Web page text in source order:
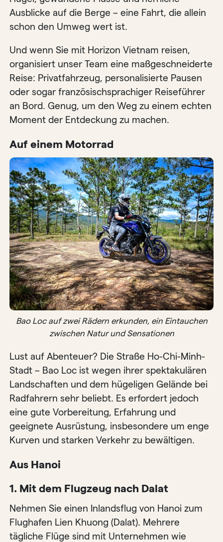
Ausblicke auf die Berge – eine Fahrt, die allein
schon den Umweg wert ist.
Und wenn Sie mit Horizon Vietnam reisen,
organisiert unser Team eine maßgeschneiderte
Reise: Privatfahrzeug, personalisierte Pausen
oder sogar französischsprachiger Reiseführer
an Bord. Genug, um den Weg zu einem echten
Moment der Entdeckung zu machen.
Auf einem Motorrad
Bao Loc auf zwei Rädern erkunden, ein Eintauchen
zwischen Natur und Sensationen
Lust auf Abenteuer? Die Straße Ho-Chi-Minh-
Stadt – Bao Loc ist wegen ihrer spektakulären
Landschaften und dem hügeligen Gelände bei
Radfahrern sehr beliebt. Es erfordert jedoch
eine gute Vorbereitung, Erfahrung und
geeignete Ausrüstung, insbesondere um enge
Kurven und starken Verkehr zu bewältigen.
Aus Hanoi
1. Mit dem Flugzeug nach Dalat
Nehmen Sie einen Inlandsflug von Hanoi zum
Flughafen Lien Khuong (Dalat). Mehrere
tägliche Flüge sind mit Unternehmen wie